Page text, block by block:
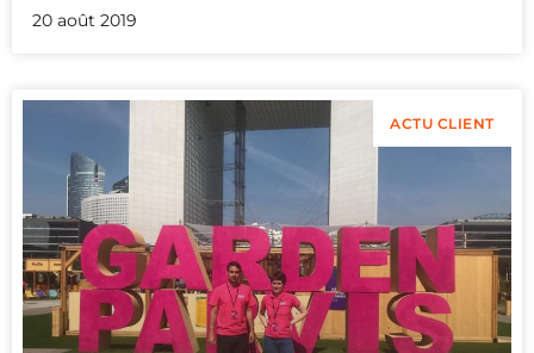
20 août 2019
ACTU CLIENT